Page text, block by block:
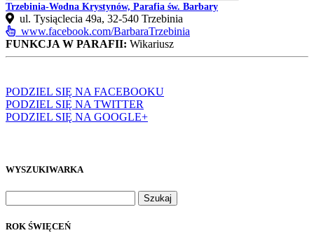
Trzebinia-Wodna Krystynów, Parafia św. Barbary
ul. Tysiąclecia 49a, 32-540 Trzebinia
www.facebook.com/BarbaraTrzebinia
FUNKCJA W PARAFII: Wikariusz
PODZIEL SIĘ NA FACEBOOKU
PODZIEL SIĘ NA TWITTER
PODZIEL SIĘ NA GOOGLE+
WYSZUKIWARKA
ROK ŚWIĘCEŃ